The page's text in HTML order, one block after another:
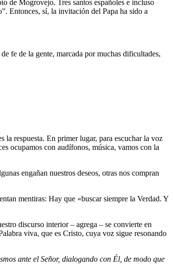
de Mogrovejo. Tres santos españoles e incluso
Entonces, sí, la invitación del Papa ha sido a
fe de la gente, marcada por muchas dificultades,
la respuesta. En primer lugar, para escuchar la voz
ocupamos con audífonos, música, vamos con la
engañan nuestros deseos, otras nos compran
mentiras: Hay que «buscar siempre la Verdad. Y
discurso interior – agrega – se convierte en
viva, que es Cristo, cuya voz sigue resonando
ante el Señor, dialogando con Él, de modo que